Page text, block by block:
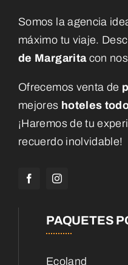
Somos la agencia
máximo tu viaje.
de Margaritacon
Ofrecemos venta de
mejores hoteles
¡Haremos de tu
recuerdo inolvidable!
PAQUETES
Ecoland